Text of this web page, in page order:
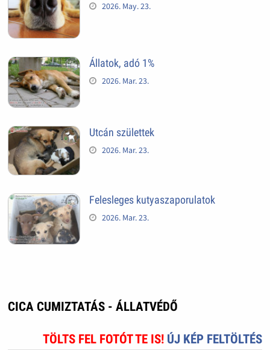
2026. May. 23.
Állatok, adó 1%
2026. Mar. 23.
Utcán születtek
2026. Mar. 23.
Felesleges kutyaszaporulatok
2026. Mar. 23.
CICA CUMIZTATÁS - ÁLLATVÉDŐ
TÖLTS FEL FOTÓT TE IS! ÚJ KÉP FELTÖLTÉS